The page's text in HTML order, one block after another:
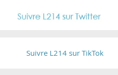
Suivre L214 sur TikTok